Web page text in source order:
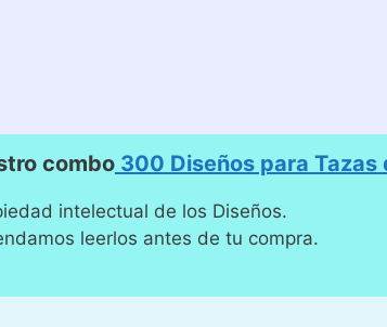
combo 300 Diseños para Tazas
intelectual de los Diseños.
leerlos antes de tu compra.